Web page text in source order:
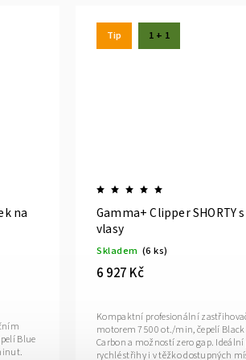
Gamma+ Clipper ALPHA UP strojek na
Modulární profesionální strojek Gamma+ Alpha Up
s rotačním motorem, technologií Upgrade
Performance a titanovou čepelí pro maximální
výkon a přesný střih. AlphaUP_Desk